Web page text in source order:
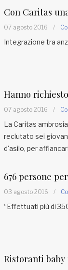
Con Caritas
07 agosto 2016 /
Integrazione tra
Hanno
07 agosto 2016 /
La Caritas
reclutato sei
d'asilo, per
676 persone
03 agosto 2016 /
“Effettuati più di
Ristoranti